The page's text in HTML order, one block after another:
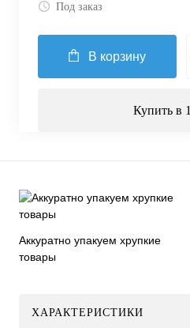
Под заказ
В корзину
Купить в
Аккуратно упакуем хрупкие
товары
ХАРАКТЕРИСТИКИ